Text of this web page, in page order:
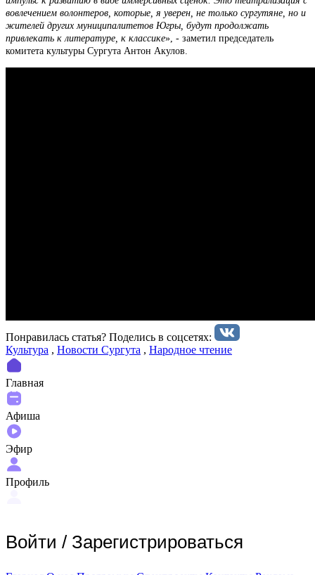
вовлечением волонтеров, которые, я уверен, не только сургутяне, но и
жителей других муниципалитетов Югры, будут продолжать
привлекать к литературе, к классике», - заметил председатель
комитета культуры Сургута Антон Акулов.
Понравилась статья? Поделиcь в соцсетях:
Культура , Новости Сургута , Народное чтение
Главная
Афиша
Эфир
Профиль
Войти / Зарегистрироваться